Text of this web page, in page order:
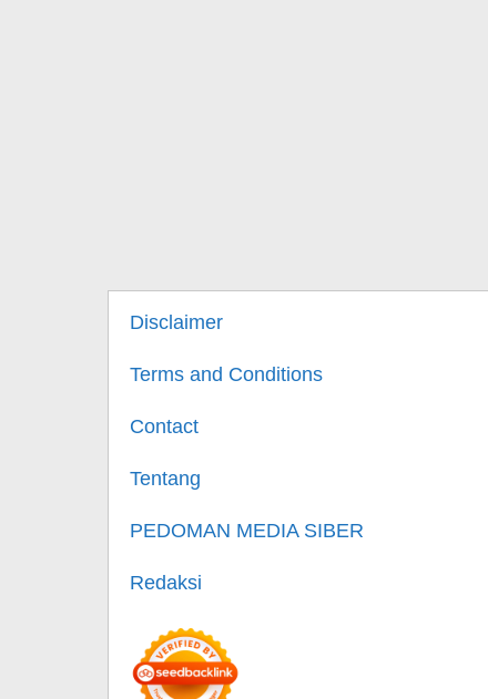
Disclaimer
Terms and Conditions
Contact
Tentang
PEDOMAN MEDIA SIBER
Redaksi